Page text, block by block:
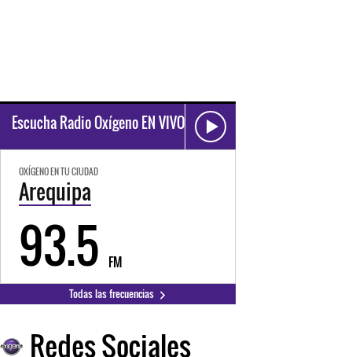
Escucha Radio Oxígeno EN VIVO
OXÍGENO EN TU CIUDAD
Arequipa
93.5 FM
Todas las frecuencias
Redes Sociales